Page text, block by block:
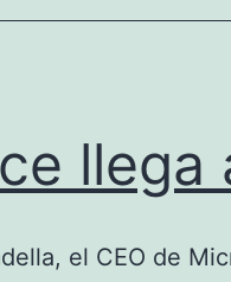
X
llega
el CEO de